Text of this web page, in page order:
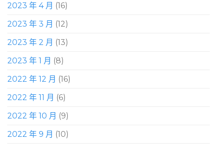
2023 年 4 月 (16)
2023 年 3 月 (12)
2023 年 2 月 (13)
2023 年 1 月 (8)
2022 年 12 月 (16)
2022 年 11 月 (6)
2022 年 10 月 (9)
2022 年 9 月 (10)